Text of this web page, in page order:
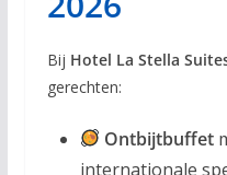
Bij Hotel La Stella
gerechten:
Ontbijtbuffet
internationale